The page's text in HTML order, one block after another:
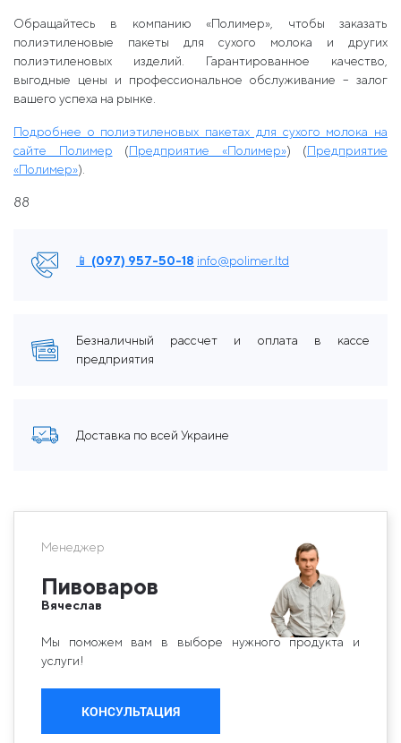
Обращайтесь в компанию «Полимер», чтобы заказать
полиэтиленовые пакеты для сухого молока и других
полиэтиленовых изделий. Гарантированное качество,
выгодные цены и профессиональное обслуживание – залог
вашего успеха на рынке.
Подробнее о полиэтиленовых пакетах для сухого молока на
сайте Полимер ​ (Предприятие «Полимер»)​ (Предприятие
«Полимер»).
88
📱 (097) 957-50-18 info@polimer.ltd
Безналичный рассчет и оплата в кассе
предприятия
Доставка по всей Украине
Менеджер
Пивоваров
Вячеслав
Мы поможем вам в выборе нужного продукта и
услуги!
КОНСУЛЬТАЦИЯ